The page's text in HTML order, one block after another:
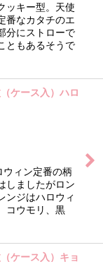
ッキー型。天使
番なカタチのエ
分にストローで
ともあるそうで
ケース入）ハロ
ウィン定番の柄
しましたがロン
ンジはハロウィ
コウモリ、黒
ケース入）キョ